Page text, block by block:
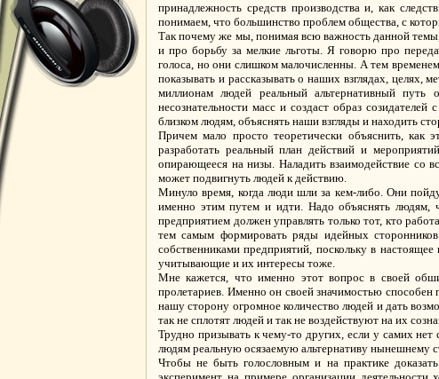
принадлежность средств производства и, как
понимаем, что большинство проблем общества, с
Так почему же мы, понимая всю важность данной
и про борьбу за мелкие льготы. Я говорю про
голоса, но они слишком малочисленны. А тем
показывать и рассказывать о наших взглядах, целях,
миллионам людей реальный альтернативный путь
несознательности масс и создаст образ
близком людям, объяснять наши взгляды и находить
Причем мало просто теоретически объяснить, как
разработать реальный план действий и
опирающееся на низы. Наладить взаимодействие со
может подвигнуть людей к действию.
Минуло время, когда люди шли за кем-либо. Они
именно этим путем и идти. Надо объяснять людям,
предприятием должен управлять только тот, кто
тем самым формировать ряды идейных
собственниками предприятий, поскольку в
учитывающие и их интересы тоже.
Мне кажется, что именно этот вопрос в своей
пролетариев. Именно он своей значимостью
нашу сторону огромное количество людей и дать
так не сплотят людей и так не воздействуют на их
Трудно призывать к чему-то других, если у самих
людям реальную осязаемую альтернативу нынешнему
Чтобы не быть голословным и на практике